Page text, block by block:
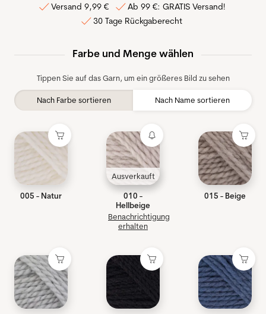
Versand 9,99 €
Ab 99 €: GRATIS Versand!
30 Tage Rückgaberecht
Farbe und Menge wählen
Tippen Sie auf das Garn, um ein größeres Bild zu sehen
Nach Farbe sortieren Nach Name sortieren
005 - Natur
Ausverkauft
010 -
Hellbeige
Benachrichtigung
erhalten
015 - Beige